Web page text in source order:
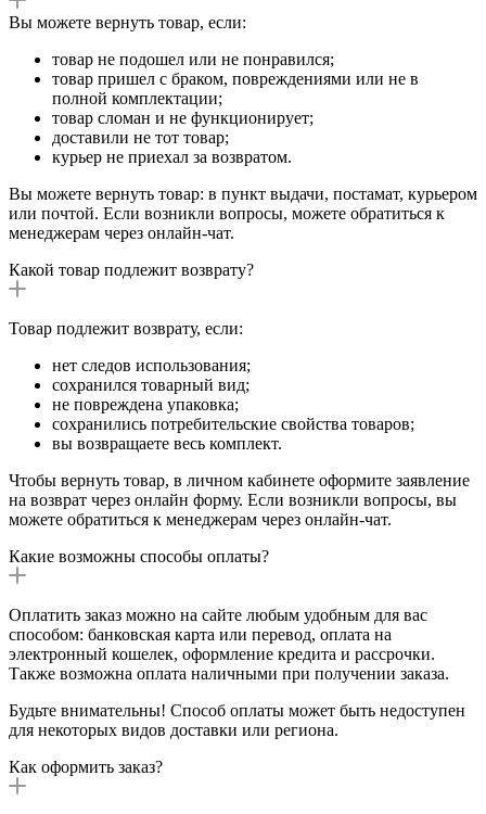
Вы можете вернуть товар, если:
товар не подошел или не понравился;
товар пришел с браком, повреждениями или не в
полной комплектации;
товар сломан и не функционирует;
доставили не тот товар;
курьер не приехал за возвратом.
Вы можете вернуть товар: в пункт выдачи, постамат, курьером
или почтой. Если возникли вопросы, можете обратиться к
менеджерам через онлайн-чат.
Какой товар подлежит возврату?
Товар подлежит возврату, если:
нет следов использования;
сохранился товарный вид;
не повреждена упаковка;
сохранились потребительские свойства товаров;
вы возвращаете весь комплект.
Чтобы вернуть товар, в личном кабинете оформите заявление
на возврат через онлайн форму. Если возникли вопросы, вы
можете обратиться к менеджерам через онлайн-чат.
Какие возможны способы оплаты?
Оплатить заказ можно на сайте любым удобным для вас
способом: банковская карта или перевод, оплата на
электронный кошелек, оформление кредита и рассрочки.
Также возможна оплата наличными при получении заказа.
Будьте внимательны! Способ оплаты может быть недоступен
для некоторых видов доставки или региона.
Как оформить заказ?